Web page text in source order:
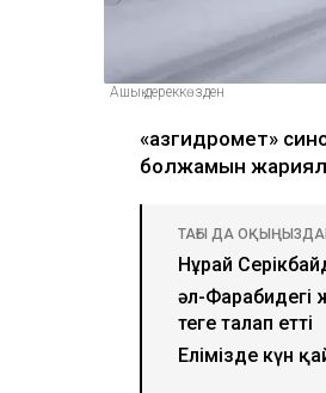
Ашық дереккөзден
«Қазгидромет»
болжамын
ТАҒЫ ДА
Нұрай
әл-Фарабидегі
теңге талап етті
Елімізде күн